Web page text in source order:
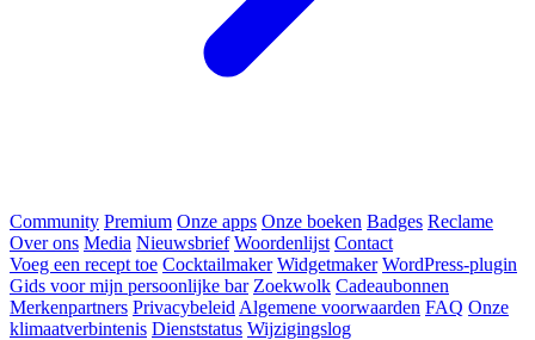
Community Premium Onze apps Onze boeken Badges Reclame
Over ons Media Nieuwsbrief Woordenlijst Contact
Voeg een recept toe Cocktailmaker Widgetmaker WordPress-plugin
Gids voor mijn persoonlijke bar Zoekwolk Cadeaubonnen
Merkenpartners Privacybeleid Algemene voorwaarden FAQ Onze
klimaatverbintenis Dienststatus Wijzigingslog